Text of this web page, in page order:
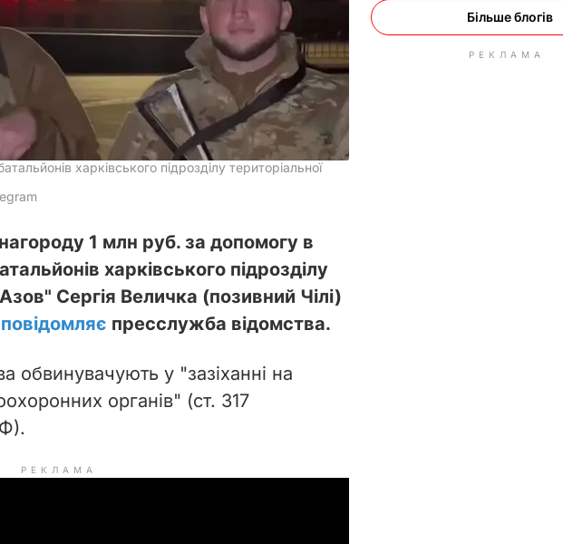
харківського підрозділу територіальної
1 млн руб. за допомогу в
харківського підрозділу
Сергія Величка (позивний Чілі)
повідомляє пресслужба відомства.
обвинувачують у "зазіханні на
органів" (ст. 317
РЕКЛАМА
Більше блогів
РЕКЛАМА